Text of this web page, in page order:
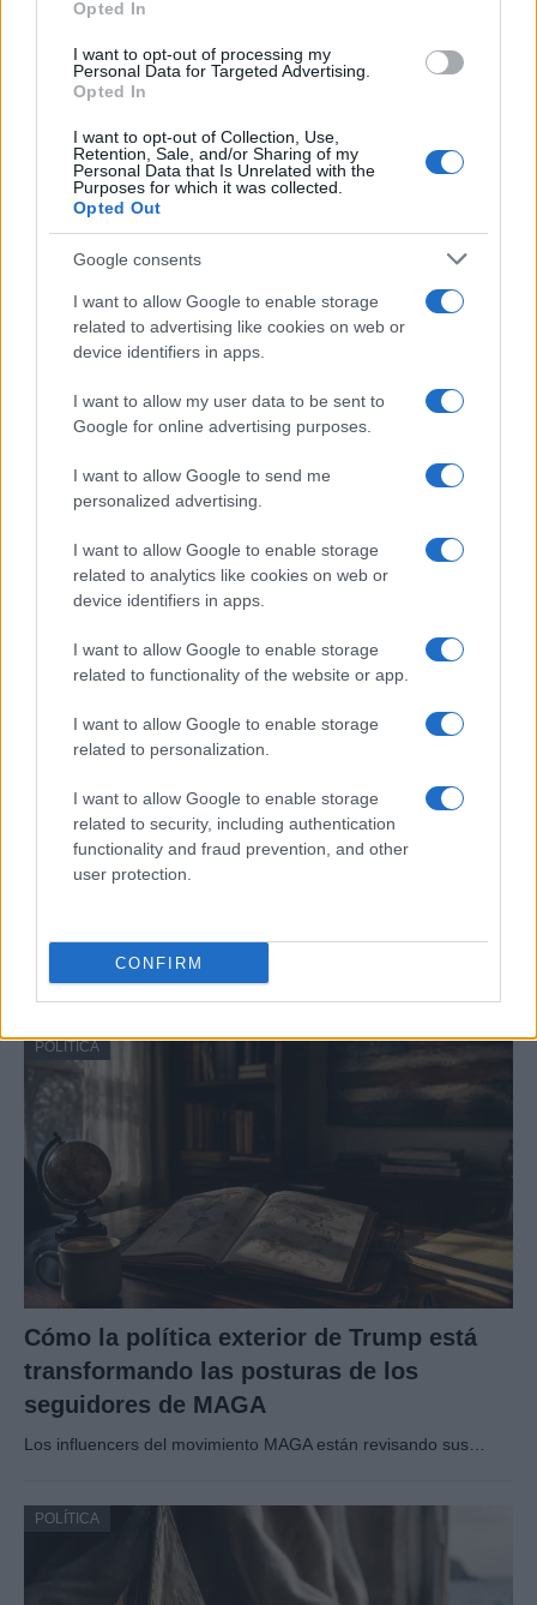
Opted In
I want to opt-out of processing my
Personal Data for Targeted Advertising.
Opted In
I want to opt-out of Collection, Use,
Retention, Sale, and/or Sharing of my
Personal Data that Is Unrelated with the
Purposes for which it was collected.
Opted Out
Google consents
I want to allow Google to enable storage
related to advertising like cookies on web or
device identifiers in apps.
I want to allow my user data to be sent to
Google for online advertising purposes.
I want to allow Google to send me
personalized advertising.
I want to allow Google to enable storage
related to analytics like cookies on web or
device identifiers in apps.
I want to allow Google to enable storage
related to functionality of the website or app.
I want to allow Google to enable storage
related to personalization.
I want to allow Google to enable storage
related to security, including authentication
functionality and fraud prevention, and other
user protection.
CONFIRM
POLÍTICA
Cómo la política internacional de Trump
está cambiando las posturas de sus
La política exterior de Donald Trump, especialmente en…
POLÍTICA
Análisis de la crisis migratoria en Ceuta y
La crisis migratoria en Ceuta ha generado fuertes…
POLÍTICA
Cómo la política exterior de Trump está
transformando las posturas de los
seguidores de MAGA
Los influencers del movimiento MAGA están revisando sus…
POLÍTICA